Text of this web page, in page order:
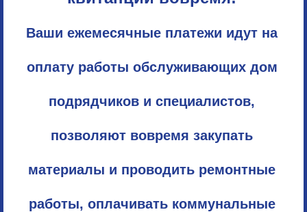
Ваши ежемесячные платежи идут на
оплату работы обслуживающих дом
подрядчиков и специалистов,
позволяют вовремя закупать
материалы и проводить ремонтные
работы, оплачивать коммунальные